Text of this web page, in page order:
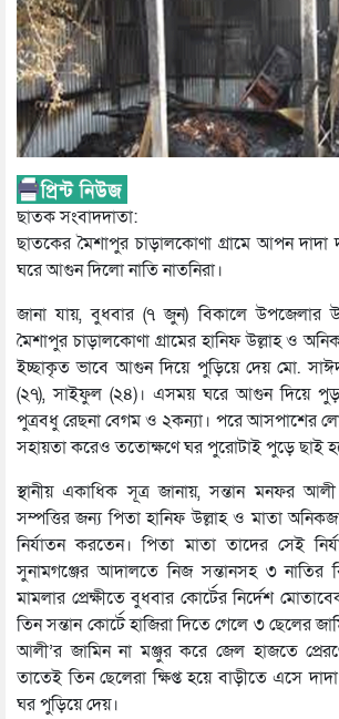
ছাতক সংবাদদাতা:
ছাতকের মৈশাপুর চাড়ালকোণা গ্রামে আপন দাদা
ঘরে আগুন দিলো নাতি নাতনিরা।
জানা যায়, বুধবার (৭ জুন) বিকালে উপজেলার
মৈশাপুর চাড়ালকোণা গ্রামের হানিফ উল্লাহ ও
ইচ্ছাকৃত ভাবে আগুন দিয়ে পুড়িয়ে দেয় মো.
(২৭), সাইফুল (২৪)। এসময় ঘরে আগুন দিয়ে
পুত্রবধু রেছনা বেগম ও ২কন্যা। পরে আসপাশের
সহায়তা করেও ততোক্ষণে ঘর পুরোটাই পুড়ে ছাই
স্থানীয় একাধিক সূত্র জানায়, সন্তান মনফর আলী
সম্পত্তির জন্য পিতা হানিফ উল্লাহ ও মাতা
নির্যাতন করতেন। পিতা মাতা তাদের সেই
সুনামগঞ্জের আদালতে নিজ সন্তানসহ ৩ নাতির
মামলার প্রেক্ষীতে বুধবার কোর্টের নির্দেশ
তিন সন্তান কোর্টে হাজিরা দিতে গেলে ৩ ছেলের
আলী’র জামিন না মঞ্জুর করে জেল হাজতে
তাতেই তিন ছেলেরা ক্ষিপ্ত হয়ে বাড়ীতে এসে
ঘর পুড়িয়ে দেয়।